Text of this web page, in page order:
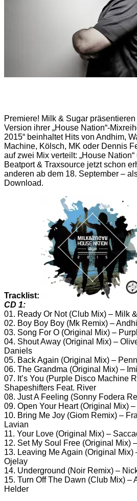
Premiere! Milk & Sugar
Version ihrer „House Nation“-
2015“ beinhaltet Hits von Andhim,
Machine, Kölsch, MK oder Dennis
auf zwei Mix verteilt: „House Nation“
Beatport & Traxsource jetzt schon
anderen ab dem 18. September –
Download.
Tracklist:
CD 1:
01. Ready Or Not (Club Mix) – Milk
02. Boy Boy Boy (Mk Remix) –
03. Song For O (Original Mix) –
04. Shout Away (Original Mix) –
Daniels
05. Back Again (Original Mix) –
06. The Grandma (Original Mix) –
07. It’s You (Purple Disco Machine
Shapeshifters Feat. River
08. Just A Feeling (Sonny Fodera
09. Open Your Heart (Original Mix)
10. Bring Me Joy (Giom Remix) –
Lavian
11. Your Love (Original Mix) –
12. Set My Soul Free (Original Mix)
13. Leaving Me Again (Original Mix)
Ojelay
14. Underground (Noir Remix) –
15. Turn Off The Dawn (Club Mix) –
Helder